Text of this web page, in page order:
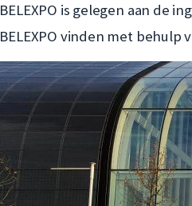
BELEXPO is gelegen aan de
BELEXPO vinden met behulp